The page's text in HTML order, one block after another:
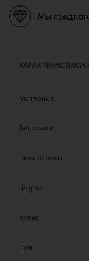
Мы
Материал:
Тип рамки:
Цвет оправы:
Форма:
Бренд:
Пол: